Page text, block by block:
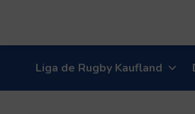
Liga de Rugby Kaufland